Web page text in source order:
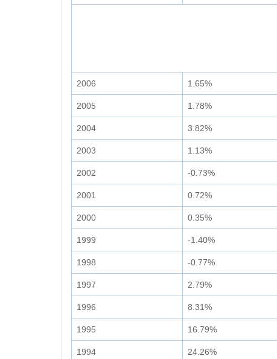
2006 1.65%
2005 1.78%
2004 3.82%
2003 1.13%
2002 -0.73%
2001 0.72%
2000 0.35%
1999 -1.40%
1998 -0.77%
1997 2.79%
1996 8.31%
1995 16.79%
1994 24.26%